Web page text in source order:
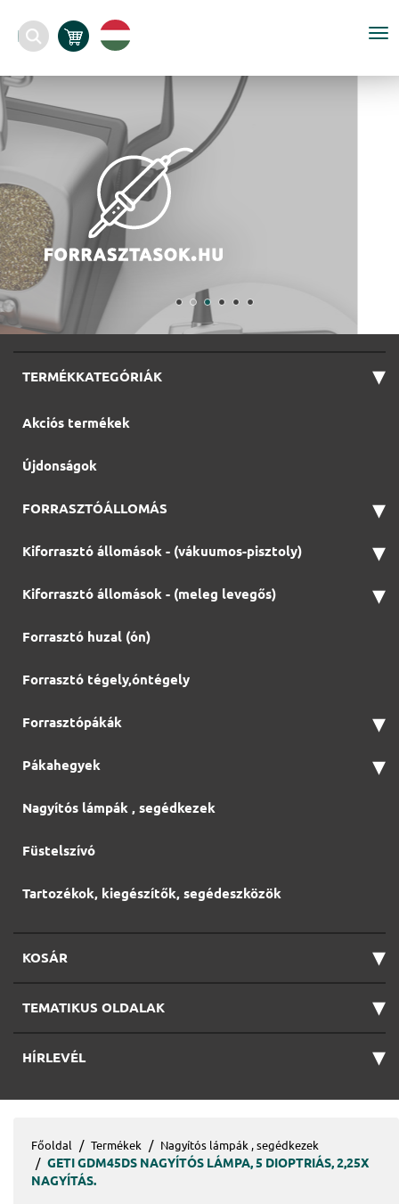
TERMÉKKATEGÓRIÁK ▾
Akciós termékek
Újdonságok
FORRASZTÓÁLLOMÁS ▾
Kiforrasztó állomások - (vákuumos-pisztoly) ▾
Kiforrasztó állomások - (meleg levegős) ▾
Forrasztó huzal (ón)
Forrasztó tégely,óntégely
Forrasztópákák ▾
Pákahegyek ▾
Nagyítós lámpák , segédkezek
Füstelszívó
Tartozékok, kiegészítők, segédeszközök
KOSÁR ▾
TEMATIKUS OLDALAK ▾
HÍRLEVÉL ▾
Főoldal Termékek Nagyítós lámpák , segédkezek
GETI GDM45DS NAGYÍTÓS LÁMPA, 5 DIOPTRIÁS, 2,25X
NAGYÍTÁS.